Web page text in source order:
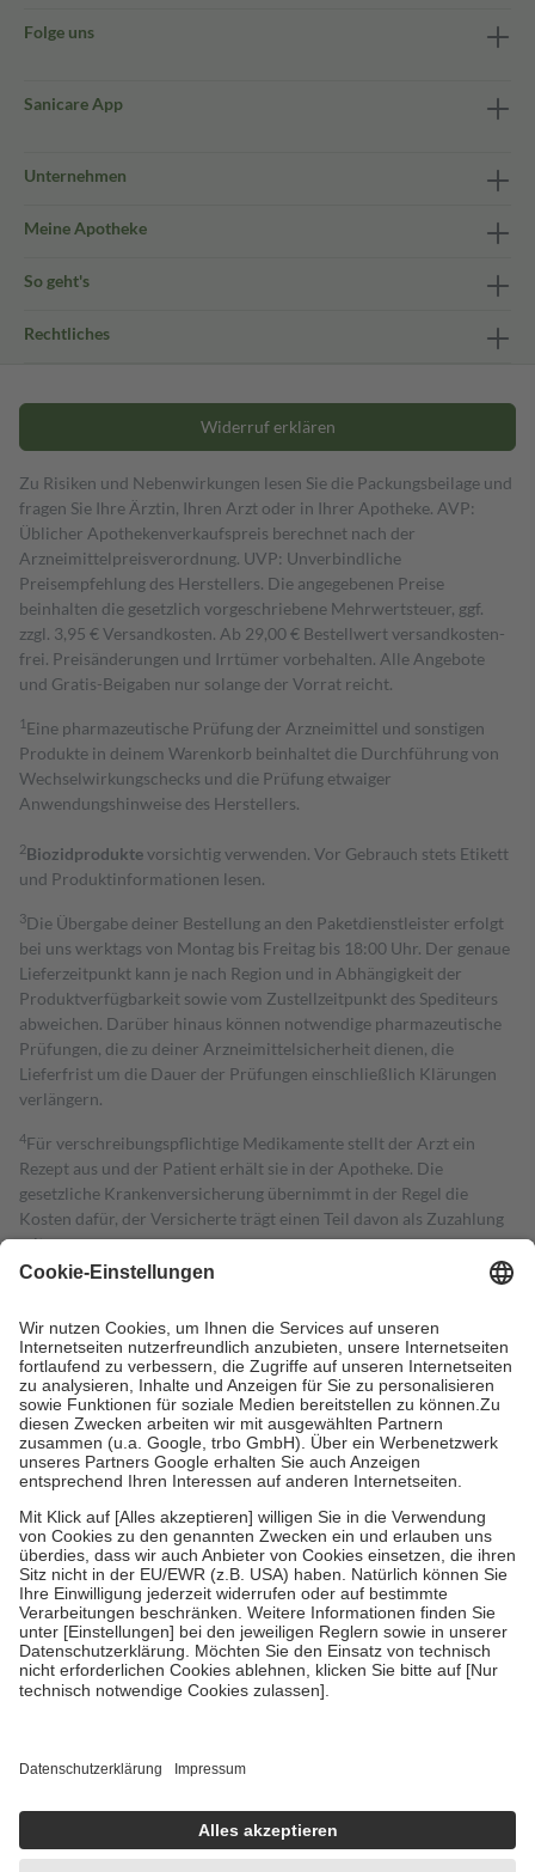
Folge uns
Sanicare App
Unternehmen
Meine Apotheke
So geht's
Rechtliches
Widerruf erklären
Zu Risiken und Nebenwirkungen lesen Sie die Packungsbeilage und
fragen Sie Ihre Ärztin, Ihren Arzt oder in Ihrer Apotheke. AVP:
Üblicher Apothekenverkaufspreis berechnet nach der
Arzneimittelpreisverordnung. UVP: Unverbindliche
Preisempfehlung des Herstellers. Die angegebenen Preise
beinhalten die gesetzlich vorgeschriebene Mehrwertsteuer, ggf.
zzgl. 3,95 € Versandkosten. Ab 29,00 € Bestell­wert versand­kosten­
frei. Preisänderungen und Irrtümer vorbehalten. Alle Angebote
und Gratis-Beigaben nur solange der Vorrat reicht.
1 Eine pharmazeutische Prüfung der Arzneimittel und sonstigen
Produkte in deinem Warenkorb beinhaltet die Durchführung von
Wechselwirkungschecks und die Prüfung etwaiger
Anwendungshinweise des Herstellers.
2Biozidproduktevorsichtig verwenden. Vor Gebrauch stets Etikett
und Produktinformationen lesen.
3Die Übergabe deiner Bestellung an den Paketdienstleister erfolgt
bei uns werktags von Montag bis Freitag bis 18:00 Uhr. Der genaue
Lieferzeitpunkt kann je nach Region und in Abhängigkeit der
Produktverfügbarkeit sowie vom Zustellzeitpunkt des Spediteurs
abweichen. Darüber hinaus können notwendige pharmazeutische
Prüfungen, die zu deiner Arzneimittelsicherheit dienen, die
Lieferfrist um die Dauer der Prüfungen einschließlich Klärungen
verlängern.
4Für verschreibungspflichtige Medikamente stellt der Arzt ein
Rezept aus und der Patient erhält sie in der Apotheke. Die
gesetzliche Krankenversicherung übernimmt in der Regel die
Kosten dafür, der Versicherte trägt einen Teil davon als Zuzahlung
mit.
Grundsätzlich leisten Mitglieder Zuzahlungen in Höhe von zehn
höchstens zehn Euro.
Es sind jedoch nie mehr als die tatsächlichen
Kosten der Leistung zu entrichten.
Diese Regeln gelten grundsätzlich auch für Online-Apotheken.
Bei Heilmitteln und häuslicher Krankenpflege beträgt die
Zuzahlung zehn Prozent der Kosten sowie zehn Euro je
Verordnung.
Um das Engagement der Versicherten für ihre eigene Gesundheit zu
stärken und die besondere Stellung der Familie zu unterstützen,
fallenkeine Zuzahlungenan bei:
• Kindern und Jugendlichen bis zum vollendeten 18. Lebensjahr
mit Ausnahme der Fahrkosten
• Untersuchungen zur Vorsorge und Früherkennung, die von der
GKV getragen werden
• empfohlenen Schutzimpfungen
• Harn- und Blutteststreifen
getroffen, um sicherzustellen, dass es sich um echte Bewertungen
https://help.etrusted.com/hc/de/articles/4419944605341
Einige Bilder und Inhalte wurden unter Zuhilfenahme künstlicher